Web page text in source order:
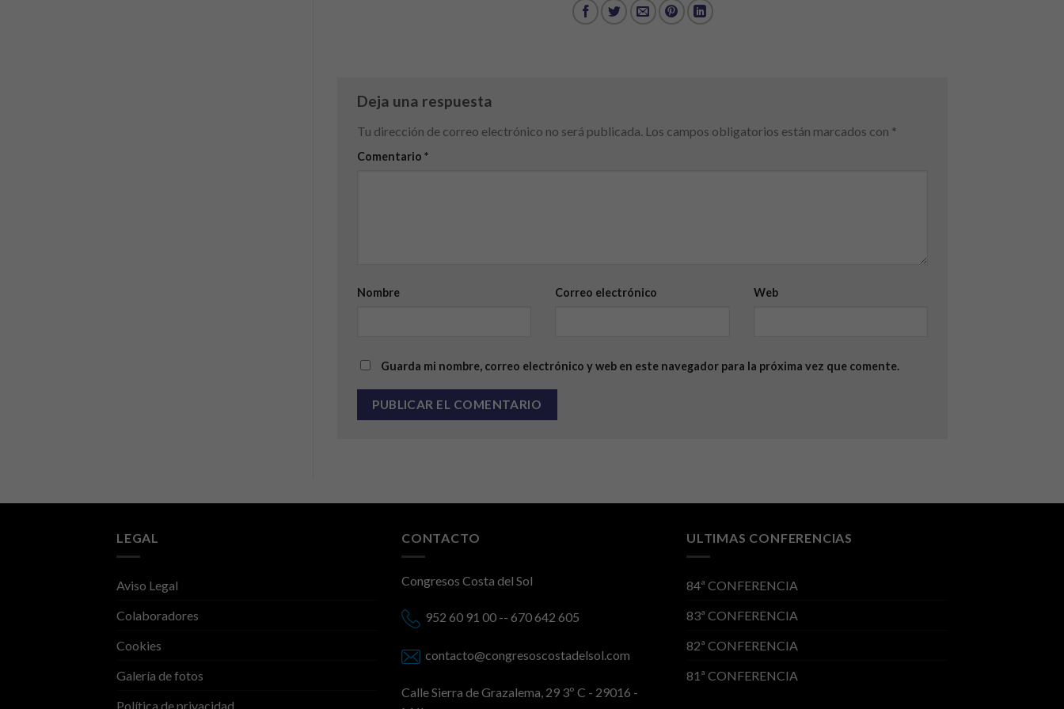
Deja una respuesta
Tu dirección de correo electrónico no será publicada. Los campos obligatorios están marcados con *
Comentario *
Nombre Correo electrónico Web
Guarda mi nombre, correo electrónico y web en este navegador para la próxima vez que comente.
LEGAL
Aviso Legal
Colaboradores
Cookies
Galería de fotos
Política de privacidad
CONTACTO
Congresos Costa del Sol
952 60 91 00 -- 670 642 605
contacto@congresoscostadelsol.com
Calle Sierra de Grazalema, 29 3º C - 29016 -
ULTIMAS CONFERENCIAS
84ª CONFERENCIA
83ª CONFERENCIA
82ª CONFERENCIA
81ª CONFERENCIA